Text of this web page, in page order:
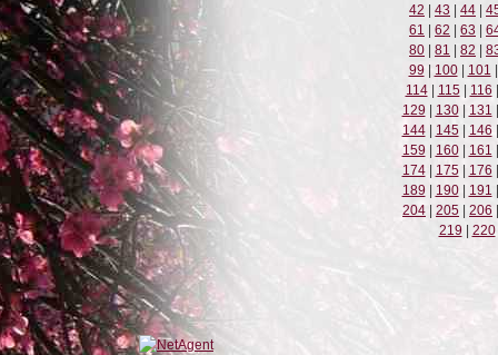
42 | 43 | 44 |
61 | 62 | 63 |
80 | 81 | 82 |
99 | 100 | 101 |
114 | 115 | 116 |
129 | 130 | 131 |
144 | 145 | 146 |
159 | 160 | 161 |
174 | 175 | 176 |
189 | 190 | 191 |
204 | 205 | 206 |
219 | 220